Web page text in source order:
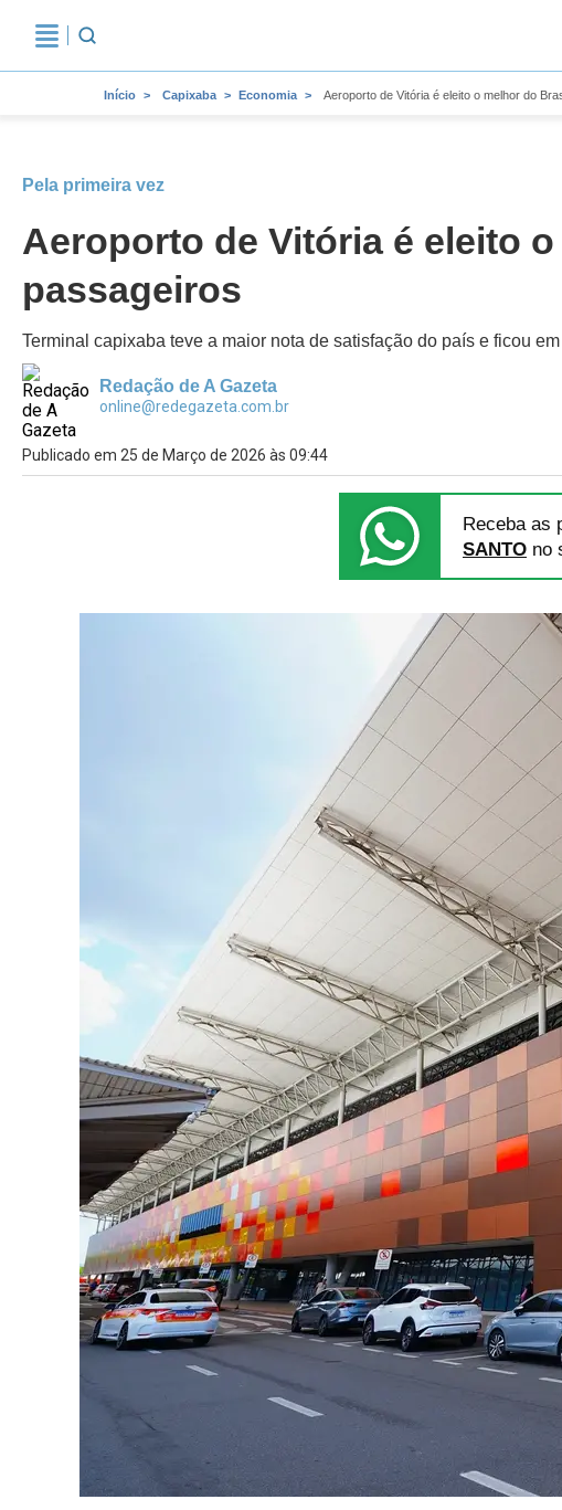
Início Capixaba Economia Aeroporto de Vitória é eleito o melhor do
Pela primeira vez
Aeroporto de Vitória é eleito
passageiros
Terminal capixaba teve a maior nota de satisfação do país e ficou em
Redação de A Gazeta
online@redegazeta.com.br
Publicado em 25 de Março de 2026 às 09:44
Receba as
SANTO no